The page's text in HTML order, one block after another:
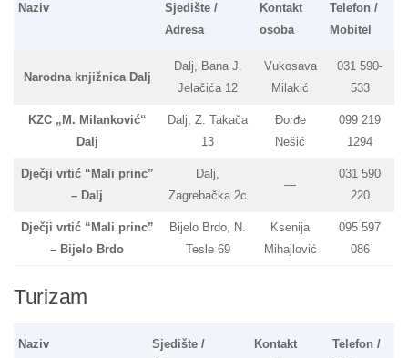
Naziv
Sjedište /
Adresa
Kontakt
osoba
Telefon /
Mobitel
Narodna knjižnica Dalj
Dalj, Bana J.
Jelačića 12
Vukosava
Milakić
031 590-
533
KZC „M. Milanković“
Dalj
Dalj, Z. Takača
13
Đorđe
Nešić
099 219
1294
Dječji vrtić “Mali princ”
– Dalj
Dalj,
Zagrebačka 2c
—
031 590
220
Dječji vrtić “Mali princ”
– Bijelo Brdo
Bijelo Brdo, N.
Tesle 69
Ksenija
Mihajlović
095 597
086
Turizam
Naziv
Sjedište /
Kontakt
Telefon /